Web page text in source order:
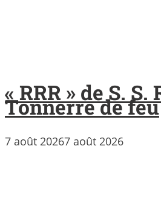
« RRR » de S.
Tonnerre de feu
7 août 20267 août 2026